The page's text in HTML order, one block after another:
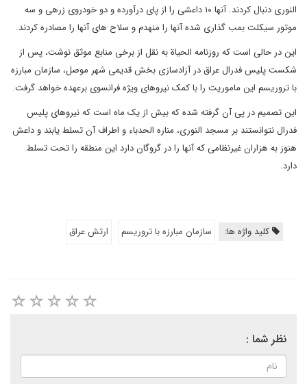
النوری دنبال کردند. آنها ۱۰ داعشی را از پای درآورده و دو خودروی زرهی و سه
موتور سیکلت بمب گذاری شده آنها را منهدم و سلاح های آنها را مصادره کردند.
این در حالی است که روزنامه الحیاة به نقل از برخی منابع موثق نوشت، پس از
شکست پلیس فدرال عراق در آزادسازی بخش قدیمی شهر موصل، سازمان مبارزه
با تروریسم این ماموریت را با کمک نیروهای ویژه فرانسوی برعهده خواهد گرفت.
این تصمیم در پی آن گرفته شده که بیش از یک ماه است که نیروهای پلیس
فدرال نتوانستند بر مسجد النوری، مناره الحدباء و اطراف آن تسلط یابند و داعش
هنوز به هزاران غیرنظامی که آنها را در گروگان دارد این منطقه را تحت تسلط
دارد.
کلید واژه ها: سازمان مبارزه با تروریسم ارتش عراق
نظر شما :